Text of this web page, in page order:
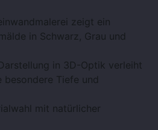
zeigt ein
in Schwarz, Grau und
in 3D-Optik verleiht
besondere Tiefe und
mit natürlicher